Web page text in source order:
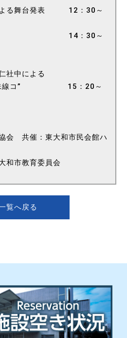
る舞台発表 12：30～
：30～
社中による
三味線コ” 15：20～
会 共催：東大和市民会館ハ
和市教育委員会
覧へ戻る